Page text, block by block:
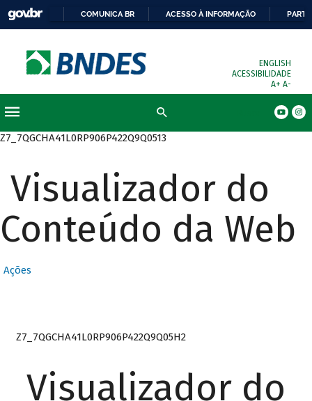
COMUNICA BR ACESSO À INFORMAÇÃO
ENGLISH
ACESSIBILIDADE
A+ A-
Z7_7QGCHA41L0RP906P422Q9Q0513
Visualizador do
Conteúdo da Web
Ações
Z7_7QGCHA41L0RP906P422Q9Q05H2
Visualizador do